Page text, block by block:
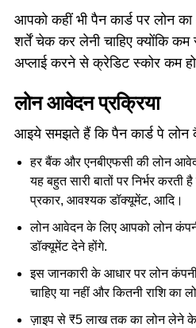
आपको कहीं भी पैन कार्ड पर लोन
शर्तें चेक कर लेनी चाहिए क्योंकि
अप्लाई करने से क्रेडिट स्कोर कम
लोन आवेदन प्रक्रिया
आइये समझते हैं कि पैन कार्ड पे
हर बैंक और एनबीएफसी की लोन
यह बहुत सारी बातों पर निर्भर
प्रकार, आवश्यक डॉक्यूमेंट, आदि।
लोन आवेदन के लिए आपको लोन कंपनी
डॉक्यूमेंट देने होंगे.
इस जानकारी के आधार पर लोन
चाहिए या नहीं और कितनी राशि का
ज़ाइप से ₹5 लाख तक का लोन लेने